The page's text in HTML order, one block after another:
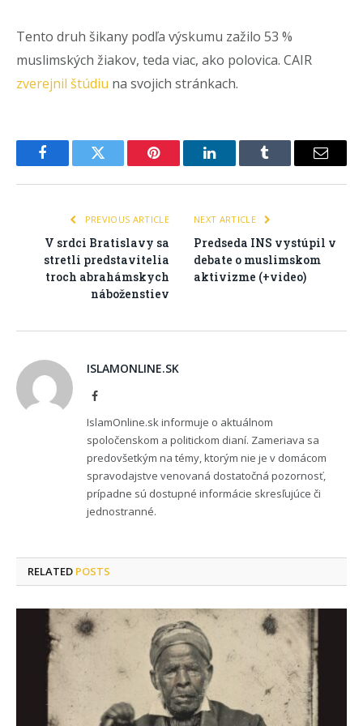
Tento druh šikany podľa výskumu zažilo 53 %
muslimských žiakov, teda viac, ako polovica. CAIR
zverejnil štúdiu na svojich stránkach.
FacebookTwitter Pinterest LinkedInTumblr Email
PREVIOUS ARTICLE
V srdci Bratislavy sa
stretli predstavitelia
troch abrahámskych
náboženstiev
NEXT ARTICLE
Predseda INS vystúpil v
debate o muslimskom
aktivizme (+video)
ISLAMONLINE.SK
Facebook
IslamOnline.sk informuje o aktuálnom
spoločenskom a politickom dianí. Zameriava sa
predovšetkým na témy, ktorým nie je v domácom
spravodajstve venovaná dostatočná pozornosť,
prípadne sú dostupné informácie skresľujúce či
jednostranné.
RELATED POSTS